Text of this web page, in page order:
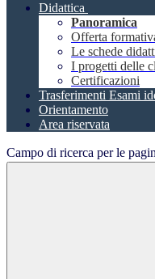
Didattica
Panoramica
Offerta
Le schede
I progetti delle
Certificazioni
Trasferimenti Esami
Orientamento
Area riservata
Campo di ricerca per le